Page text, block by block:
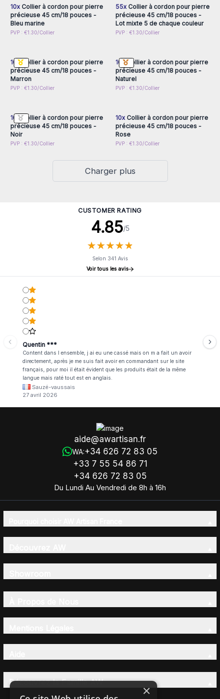
10xCollier à cordon pour pierre
précieuse 45 cm/18 pouces -
Bleu marine
PVP : €1.30/Collier
55xCollier à cordon pour pierre
précieuse 45 cm/18 pouces -
Lot mixte 5 de chaque couleur
PVP : €1.30/Collier
Connectez-vous ou
10xCollier à cordon pour pierre
précieuse 45 cm/18 pouces -
Marron
PVP : €1.30/Collier
Connectez-vous ou
10xCollier à cordon pour pierre
précieuse 45 cm/18 pouces -
Naturel
PVP : €1.30/Collier
Connectez-vous ou
10xCollier à cordon pour pierre
précieuse 45 cm/18 pouces -
Noir
PVP : €1.30/Collier
Connectez-vous ou
10xCollier à cordon pour pierre
précieuse 45 cm/18 pouces -
Rose
PVP : €1.30/Collier
Charger plus
CUSTOMER RATING
4.85/5
★★★★★
★★★★★
Selon 341 Avis
Voir tous les avis
Quentin ***
Content dans l ensemble, j ai eu une cassé mais on m a fait un avoir
directement, après je me suis fait avoir en commandant sur le site
français, pour moi il était évident que les produits était de la même
langue mais raté tout est en anglais.
Sauzé-vaussais
27 avril 2026
aide@awartisan.fr
WA:+34 626 72 83 05
+33 7 55 54 86 71
+34 626 72 83 05
Du Lundi Au Vendredi de 8h à 16h
Découvrez la Famille AW
×